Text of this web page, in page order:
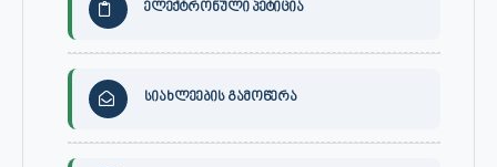
ელექტრონული პეტიცია
სიახლეების გამოწერა